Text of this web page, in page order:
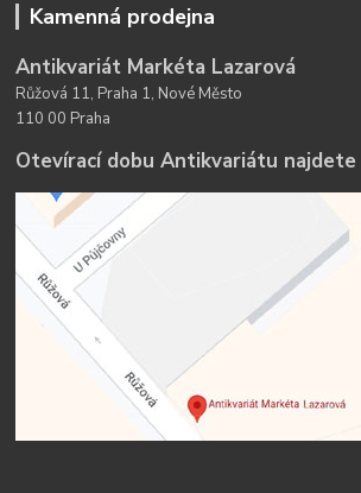
Kamenná prodejna
Antikvariát Markéta Lazarová
Růžová 11, Praha 1, Nové Město
110 00 Praha
Otevírací dobu Antikvariátu najdete